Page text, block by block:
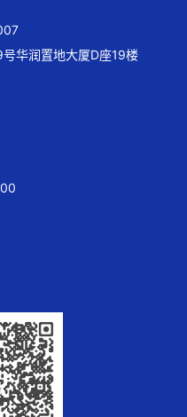
华润置地大厦D座19楼